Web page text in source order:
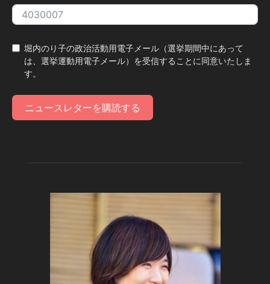
堀内のり子の政治活動用電子メール（選挙期間中にあって
は、選挙運動用電子メール）を受信することに同意いたしま
す。
ニュースレターを購読する